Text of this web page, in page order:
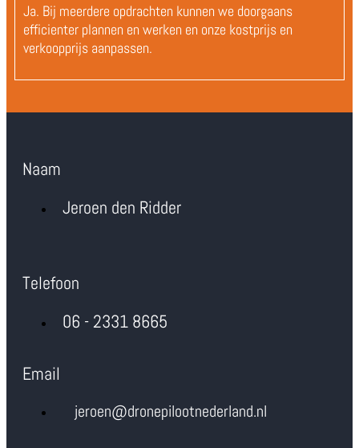
Ja. Bij meerdere opdrachten kunnen we doorgaans
efficienter plannen en werken en onze kostprijs en
verkoopprijs aanpassen.
Naam
Jeroen den Ridder
Telefoon
06 - 2331 8665
Email
jeroen@dronepilootnederland.nl